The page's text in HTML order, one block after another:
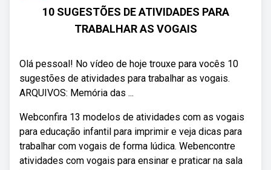
10 SUGESTÕES DE ATIVIDADES PARA
TRABALHAR AS VOGAIS
Olá pessoal! No vídeo de hoje trouxe para vocês 10
sugestões de atividades para trabalhar as vogais.
ARQUIVOS: Memória das ...
Webconfira 13 modelos de atividades com as vogais
para educação infantil para imprimir e veja dicas para
trabalhar com vogais de forma lúdica. Webencontre
atividades com vogais para ensinar e praticar na sala